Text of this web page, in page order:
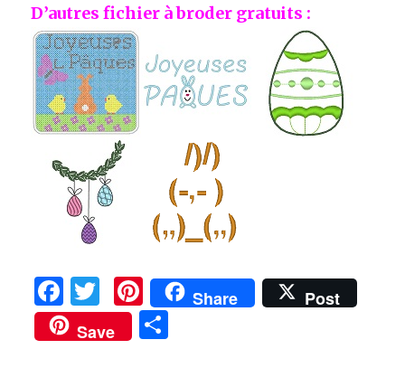
D’autres fichier à broder gratuits :
F
a
c
T
w
it
Pi
n
te
Share
Post
Save